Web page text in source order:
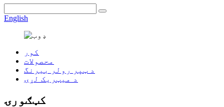
English
کور
محصولات
د ټپر رولر بیرنگ
د میټریک لړۍ
کټګورۍ